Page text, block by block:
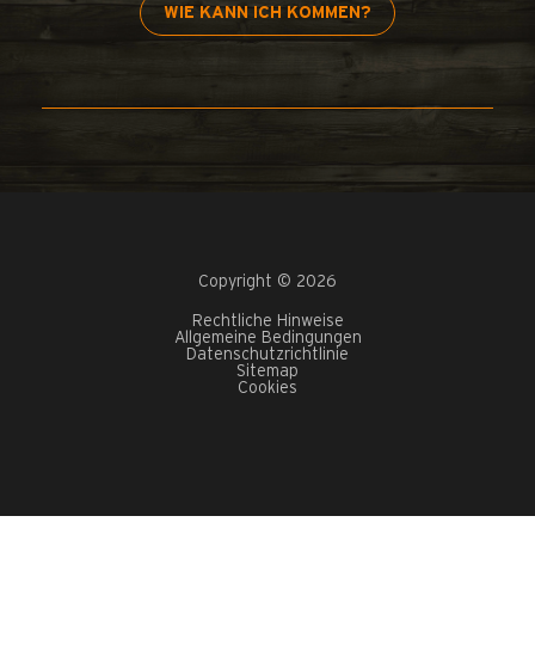
WIE KANN ICH KOMMEN?
Copyright © 2026
Rechtliche Hinweise
Allgemeine Bedingungen
Datenschutzrichtlinie
Sitemap
Cookies